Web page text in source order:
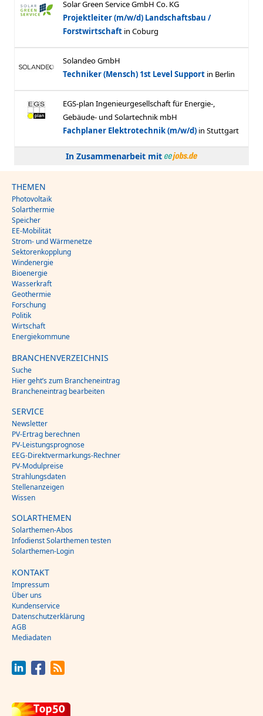
In Zusammenarbeit mit
THEMEN
Photovoltaik
Solarthermie
Speicher
EE-Mobilität
Strom- und Wärmenetze
Sektorenkopplung
Windenergie
Bioenergie
Wasserkraft
Geothermie
Forschung
Politik
Wirtschaft
Energiekommune
BRANCHENVERZEICHNIS
Suche
Hier geht’s zum Brancheneintrag
Brancheneintrag bearbeiten
SERVICE
Newsletter
PV-Ertrag berechnen
PV-Leistungsprognose
EEG-Direktvermarkungs-Rechner
PV-Modulpreise
Strahlungsdaten
Stellenanzeigen
Wissen
SOLARTHEMEN
Solarthemen-Abos
Infodienst Solarthemen testen
Solarthemen-Login
KONTAKT
Impressum
Über uns
Kundenservice
Datenschutzerklärung
AGB
Mediadaten